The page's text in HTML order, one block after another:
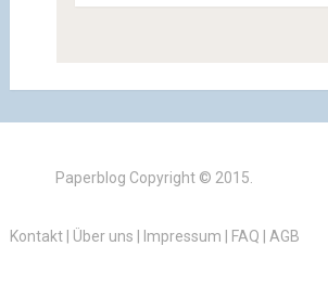
Paperblog Copyright © 2015.
Kontakt| Über uns Impressum FAQ AGB